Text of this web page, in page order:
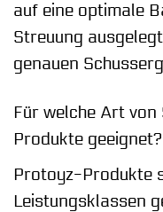
auf eine optimale
Streuung
genauen
Für welche Art
Produkte geeignet?
Protoyz-Produkte
Leistungsklassen